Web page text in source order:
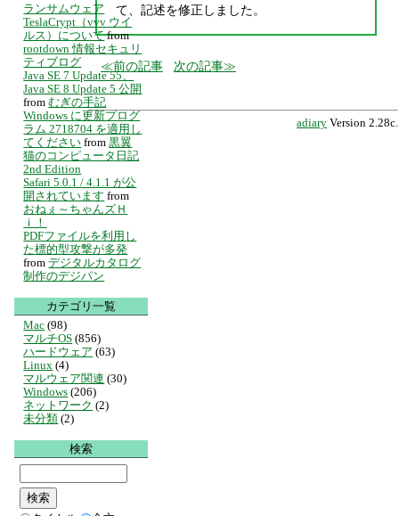
て、記述を修正しました。
前の記事 次の記事
adiary Version 2.28c.
ランサムウェア
TeslaCrypt（vvv ウイ
ルス）について from
rootdown 情報セキュリ
ティブログ
Java SE 7 Update 55、
Java SE 8 Update 5 公開
from むぎの手記
Windows に更新プログ
ラム 2718704 を適用し
てください from 黒翼
猫のコンピュータ日記
2nd Edition
Safari 5.0.1 / 4.1.1 が公
開されています from
おねぇ～ちゃんズＨ
ｉ！
PDFファイルを利用し
た標的型攻撃が多発
from デジタルカタログ
制作のデジパン
カテゴリ一覧
Mac (98)
マルチOS (856)
ハードウェア (63)
Linux (4)
マルウェア関連 (30)
Windows (206)
ネットワーク (2)
未分類 (2)
検索